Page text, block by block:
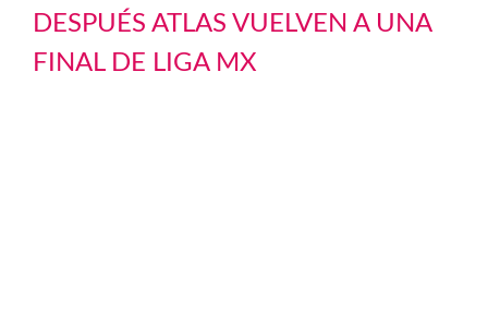
DESPUÉS ATLAS VUELVEN A UNA
FINAL DE LIGA MX